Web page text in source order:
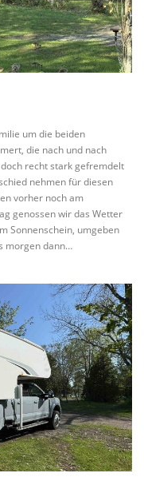
um die beiden
die nach und nach
recht stark gefremdelt
nehmen für diesen
vorher noch am
genossen wir das Wetter
Sonnenschein, umgeben
morgen dann…